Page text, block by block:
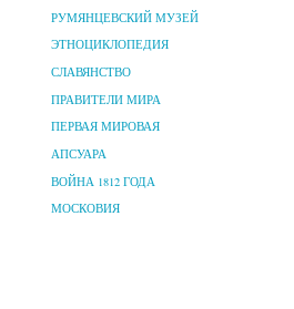
РУМЯНЦЕВСКИЙ МУЗЕЙ
ЭТНОЦИКЛОПЕДИЯ
СЛАВЯНСТВО
ПРАВИТЕЛИ МИРА
ПЕРВАЯ МИРОВАЯ
АПСУАРА
ВОЙНА 1812 ГОДА
МОСКОВИЯ